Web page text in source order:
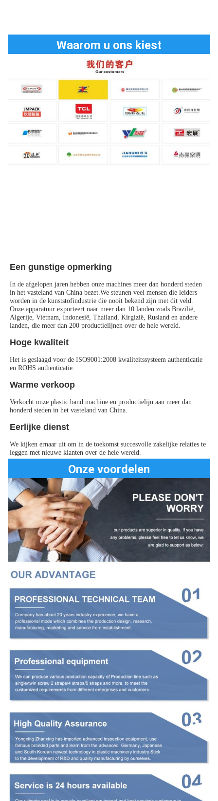
Waarom u ons kiest
Een gunstige opmerking
In de afgelopen jaren hebben onze machines meer dan honderd steden
in het vasteland van China bezet.We steunen veel mensen die leiders
worden in de kunststofindustrie die nooit bekend zijn met dit veld.
Onze apparatuur exporteert naar meer dan 10 landen zoals Brazilië,
Algerije, Vietnam, Indonesië, Thailand, Kirgizië, Rusland en andere
landen, die meer dan 200 productielijnen over de hele wereld.
Hoge kwaliteit
Het is geslaagd voor de ISO9001:2008 kwaliteitssysteem authenticatie
en ROHS authenticatie.
Warme verkoop
Verkocht onze plastic band machine en productielijn aan meer dan
honderd steden in het vasteland van China.
Eerlijke dienst
We kijken ernaar uit om in de toekomst succesvolle zakelijke relaties te
leggen met nieuwe klanten over de hele wereld.
Onze voordelen